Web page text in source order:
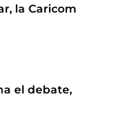
la Caricom
el debate,